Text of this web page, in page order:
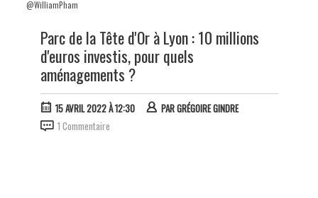
@WilliamPham
Parc de la Tête d'Or à Lyon : 10 millions
d'euros investis, pour quels
aménagements ?
15 AVRIL 2022 À 12:30 PARGRÉGOIRE GINDRE
1 Commentaire